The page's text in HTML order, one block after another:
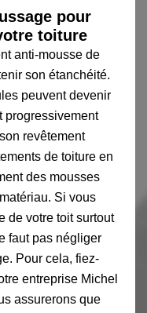
pour
toiture
anti-mousse de
son étanchéité.
peuvent devenir
progressivement
revêtement
de toiture en
des mousses
Si vous
de votre toit surtout
faut pas négliger
Pour cela, fiez-
entreprise Michel
assurerons que